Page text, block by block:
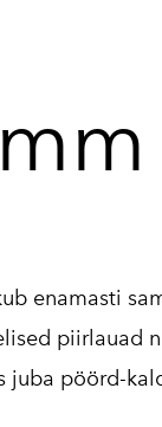
enamasti
pöörd-